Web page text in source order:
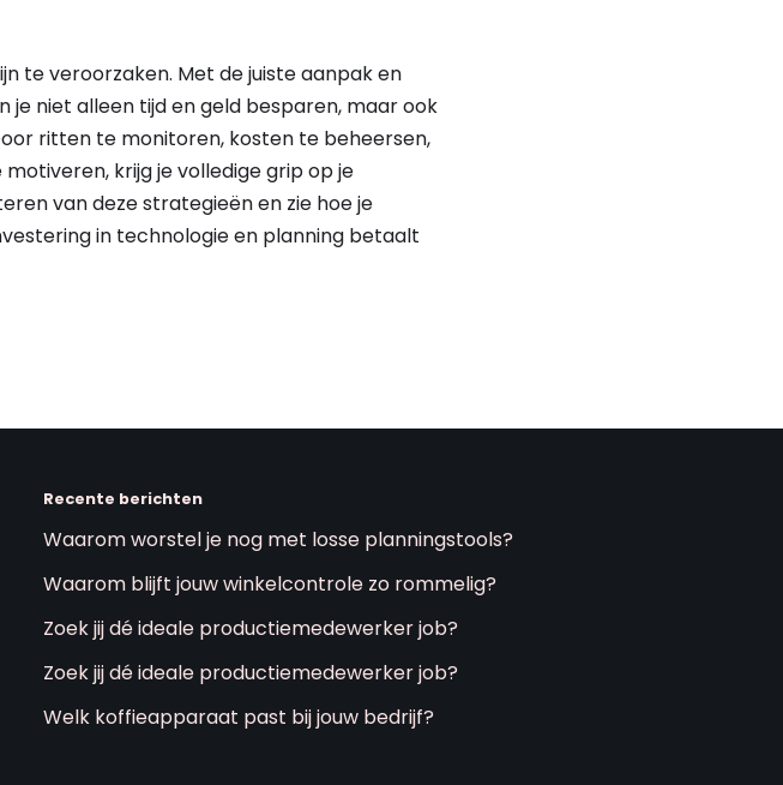
te veroorzaken. Met de juiste aanpak en
je niet alleen tijd en geld besparen, maar ook
ritten te monitoren, kosten te beheersen,
krijg je volledige grip op je
van deze strategieën en zie hoe je
in technologie en planning betaalt
Recente berichten
Waarom worstel je nog met losse planningstools?
Waarom blijft jouw winkelcontrole zo rommelig?
Zoek jij dé ideale productiemedewerker job?
Zoek jij dé ideale productiemedewerker job?
Welk koffieapparaat past bij jouw bedrijf?